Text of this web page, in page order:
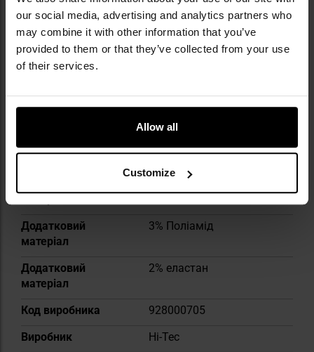
our social media, advertising and analytics partners who
may combine it with other information that you’ve
provided to them or that they’ve collected from your use
of their services.
Allow all
Customize
Докладніше
Тип шкарпеток
Спортивні
Тип матеріалу
Синтетично-
натуральний
Cтать
Чоловіча
Black
Основний матеріал
70% бавовна
Додатковий
матеріал
3% Поліамід
Додатковий
матеріал
2% еластан
Код виробника
928000705
Виробник
Hi-Tec